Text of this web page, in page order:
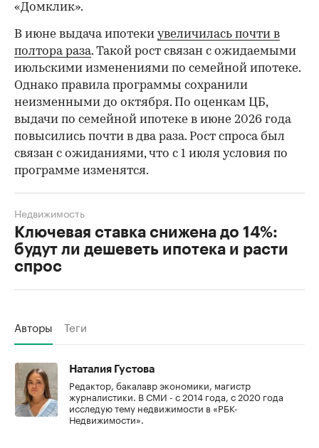
«Домклик».
В июне выдача ипотеки увеличилась почти в
полтора раза. Такой рост связан с ожидаемыми
июльскими изменениями по семейной ипотеке.
Однако правила программы сохранили
неизменными до октября. По оценкам ЦБ,
выдачи по семейной ипотеке в июне 2026 года
повысились почти в два раза. Рост спроса был
связан с ожиданиями, что с 1 июля условия по
программе изменятся.
Ключевая ставка снижена до 14%:
будут ли дешеветь ипотека и расти
спрос
Недвижимость
Авторы Теги
Наталия Густова
Редактор, бакалавр экономики, магистр
журналистики. В СМИ - с 2014 года, с 2020 года
исследую тему недвижимости в «РБК-
Недвижимости».